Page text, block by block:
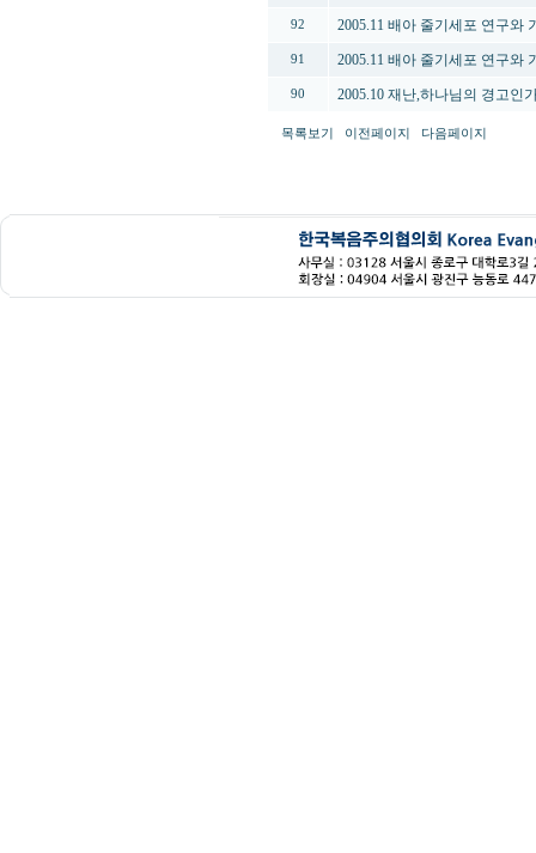
92 2005.11 배아 줄기세포 연구와
91 2005.11 배아 줄기세포 연구와
90 2005.10 재난,하나님의 경고인
목록보기 이전페이지 다음페이지